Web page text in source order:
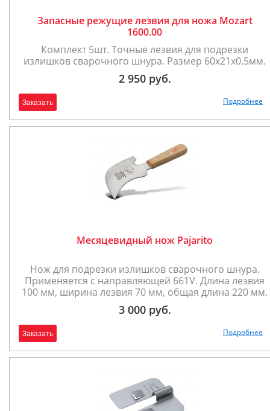
Запасные режущие лезвия для ножа Mozart
1600.00
Комплект 5шт. Точные лезвия для подрезки
излишков сварочного шнура. Размер 60х21х0.5мм.
2 950 руб.
Заказать Подробнее
Месяцевидный нож Pajarito
Нож для подрезки излишков сварочного шнура.
Применяется с направляющей 661V. Длина лезвия
100 мм, ширина лезвия 70 мм, общая длина 220 мм.
3 000 руб.
Заказать Подробнее